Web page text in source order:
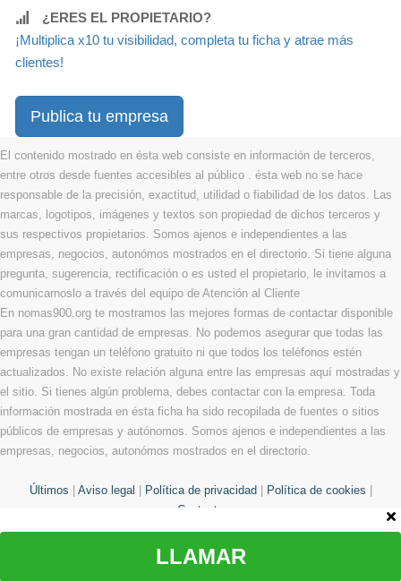
¿ERES EL PROPIETARIO?
¡Multiplica x10 tu visibilidad, completa tu ficha y atrae más
clientes!
Publica tu empresa
El contenido mostrado en ésta web consiste en información de terceros,
entre otros desde fuentes accesibles al público . ésta web no se hace
responsable de la precisión, exactitud, utilidad o fiabilidad de los datos. Las
marcas, logotipos, imágenes y textos son propiedad de dichos terceros y
sus respectivos propietarios. Somos ajenos e independientes a las
empresas, negocios, autonómos mostrados en el directorio. Si tiene alguna
pregunta, sugerencia, rectificación o es usted el propietario, le invitamos a
comunicarnoslo a través del equipo de Atención al Cliente
En nomas900.org te mostramos las mejores formas de contactar disponible
para una gran cantidad de empresas. No podemos asegurar que todas las
empresas tengan un teléfono gratuito ni que todos los teléfonos estén
actualizados. No existe relación alguna entre las empresas aquí mostradas y
el sitio. Si tienes algún problema, debes contactar con la empresa. Toda
información mostrada en ésta ficha ha sido recopilada de fuentes o sitios
públicos de empresas y autónomos. Somos ajenos e independientes a las
empresas, negocios, autonómos mostrados en el directorio.
Últimos Aviso legal Política de privacidad Política de cookies
Contacto
LLAMAR